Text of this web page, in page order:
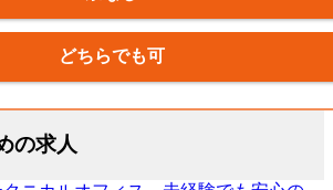
どちらでも可
の求人